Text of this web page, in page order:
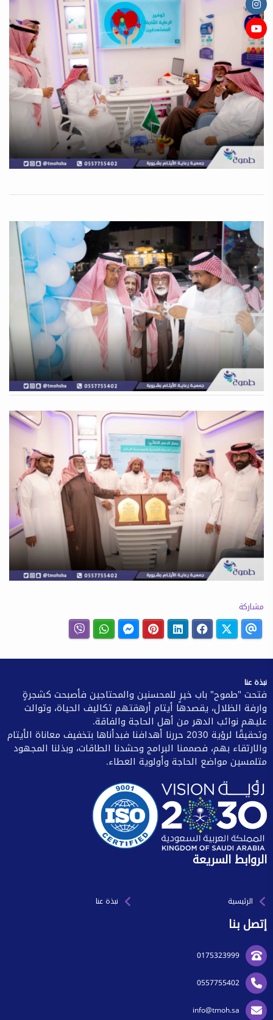
مشاركة
نبذة عنا
فتحت "طموح" باب خيرٍ للمحسنين والمحتاجين فأصبحت كشجرةٍ
وارفة الظلال، يقصدها أيتام أرهقتهم تكاليف الحياة، وتوالت
عليهم نوائب الدهر من أهل الحاجة والفاقة.
وتحقيقًا لرؤية 2030 حررنا أهدافنا فبدأناها بتخفيف معاناة الأيتام
والارتقاء بهم، فصممنا البرامج وحشدنا الطاقات، وبذلنا المجهود
متلمسين مواضع الحاجة وأولوية العطاء.
الروابط السريعة
الرئيسية نبذة عنا
إتصل بنا
0175323999
0557755402
info@tmoh.sa